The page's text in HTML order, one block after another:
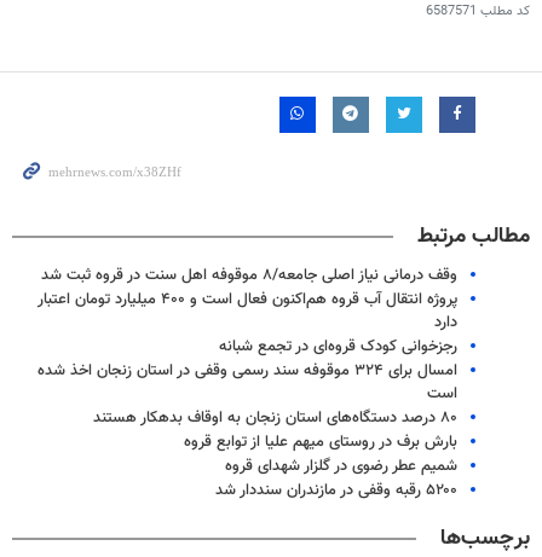
کد مطلب 6587571
مطالب مرتبط
وقف درمانی نیاز اصلی جامعه/۸ موقوفه اهل سنت در قروه ثبت شد
پروژه انتقال آب قروه هم‌اکنون فعال است و ۴۰۰ میلیارد تومان اعتبار
دارد
رجزخوانی کودک قروه‌ای در تجمع شبانه
امسال برای ۳۲۴ موقوفه سند رسمی وقفی در استان زنجان اخذ شده
است
۸۰ درصد دستگاه‌های استان زنجان به اوقاف بدهکار هستند
بارش برف در روستای میهم علیا از توابع قروه
شمیم عطر رضوی در گلزار شهدای قروه
۵۲۰۰ رقبه وقفی در مازندران سنددار شد
برچسب‌ها